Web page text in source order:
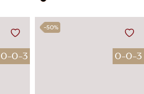
0-0-3
-50%
0-0-3